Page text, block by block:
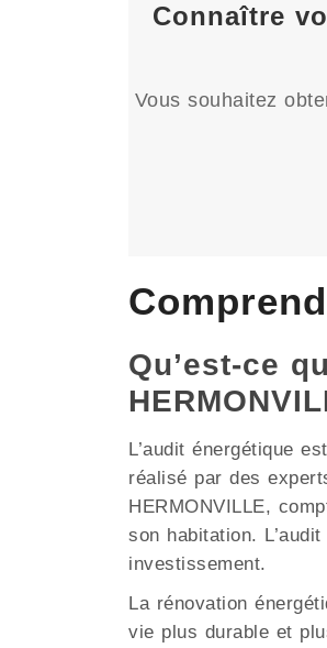
Connaître
Vous souhaitez
Qu’est-ce
L’audit énergétique
réalisé par des
HERMONVILLE,
son habitation.
investissement.
La rénovation
vie plus durable et